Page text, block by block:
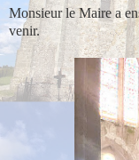
Monsieur le Maire a
venir.